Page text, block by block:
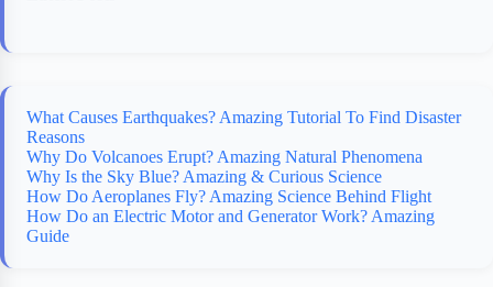
What Causes Earthquakes? Amazing Tutorial To Find Disaster
Reasons
Why Do Volcanoes Erupt? Amazing Natural Phenomena
Why Is the Sky Blue? Amazing & Curious Science
How Do Aeroplanes Fly? Amazing Science Behind Flight
How Do an Electric Motor and Generator Work? Amazing
Guide